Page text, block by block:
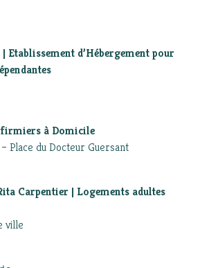
Etablissement d’Hébergement pour
à Domicile
Place du Docteur Guersant
Carpentier | Logements adultes
ville